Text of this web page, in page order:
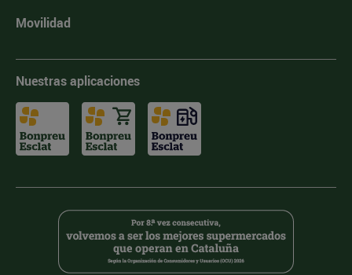
Movilidad
Nuestras aplicaciones